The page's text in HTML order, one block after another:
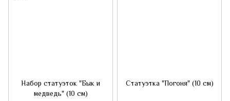
Набор статуэток "Бык и
медведь" (10 см)
Статуэтка "Погоня" (10 см)